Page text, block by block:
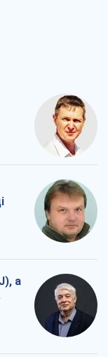
а